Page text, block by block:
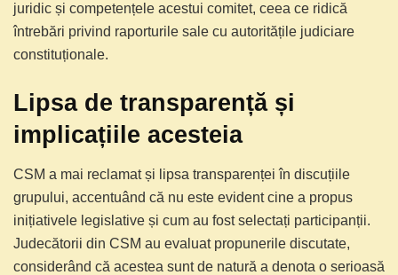
juridic și competențele acestui comitet, ceea ce ridică
întrebări privind raporturile sale cu autoritățile judiciare
constituționale.
Lipsa de transparență și
implicațiile acesteia
CSM a mai reclamat și lipsa transparenței în discuțiile
grupului, accentuând că nu este evident cine a propus
inițiativele legislative și cum au fost selectați participanții.
Judecătorii din CSM au evaluat propunerile discutate,
considerând că acestea sunt de natură a denota o serioasă